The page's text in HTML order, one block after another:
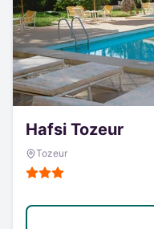
Hafsi Tozeur
Tozeur